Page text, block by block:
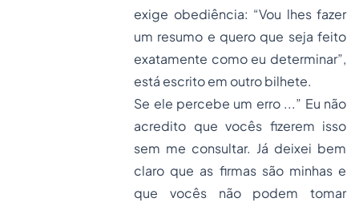
exige obediência: “Vou lhes fazer
um resumo e quero que seja feito
exatamente como eu determinar”,
está escrito em outro bilhete.
Se ele percebe um erro ...” Eu não
acredito que vocês fizerem isso
sem me consultar. Já deixei bem
claro que as firmas são minhas e
que vocês não podem tomar